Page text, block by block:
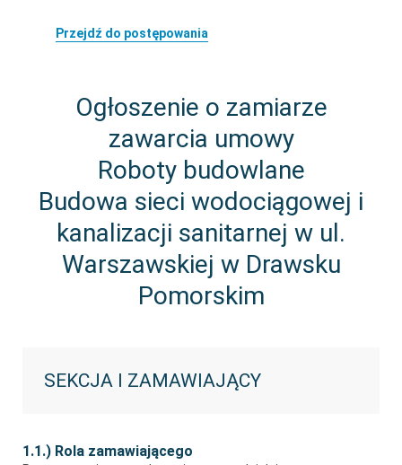
Przejdź do postępowania
Ogłoszenie o zamiarze
zawarcia umowy
Roboty budowlane
Budowa sieci wodociągowej i
kanalizacji sanitarnej w ul.
Warszawskiej w Drawsku
Pomorskim
SEKCJA I ZAMAWIAJĄCY
1.1.) Rola zamawiającego